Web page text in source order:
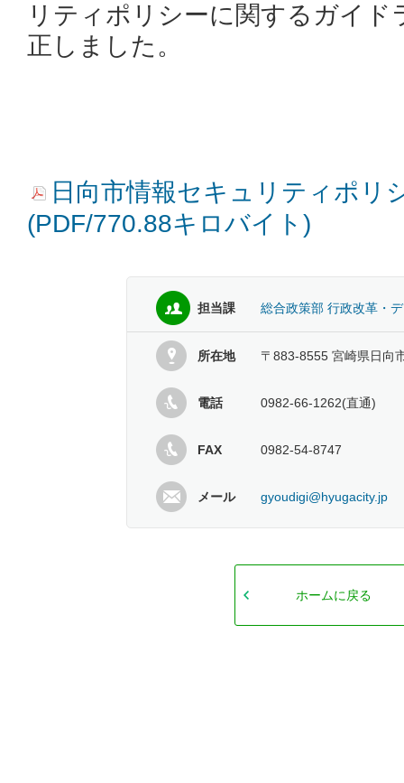
リティポリシーに関するガイド
正しました。
日向市情報セキュリティポリ
(PDF/770.88キロバイト)
担当課 総合政策部 行政改革・
所在地 〒883-8555 宮崎県日向
電話 0982-66-1262(直通)
FAX 0982-54-8747
メール gyoudigi@hyugacity.jp
ホームに戻る